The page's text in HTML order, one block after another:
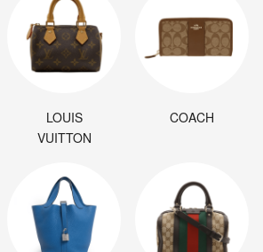
LOUIS
VUITTON
COACH